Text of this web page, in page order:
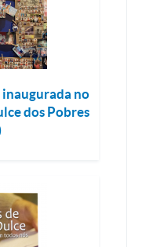
inaugurada no
dos Pobres